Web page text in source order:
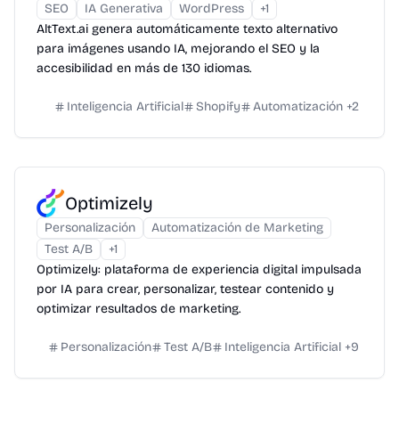
SEO IA Generativa WordPress +1
AltText.ai genera automáticamente texto alternativo
para imágenes usando IA, mejorando el SEO y la
accesibilidad en más de 130 idiomas.
Inteligencia Artificial Shopify Automatización +2
Optimizely
Personalización
Automatización de Marketing
Test A/B
+1
Optimizely: plataforma de experiencia digital impulsada
por IA para crear, personalizar, testear contenido y
optimizar resultados de marketing.
Personalización Test A/B Inteligencia Artificial +9